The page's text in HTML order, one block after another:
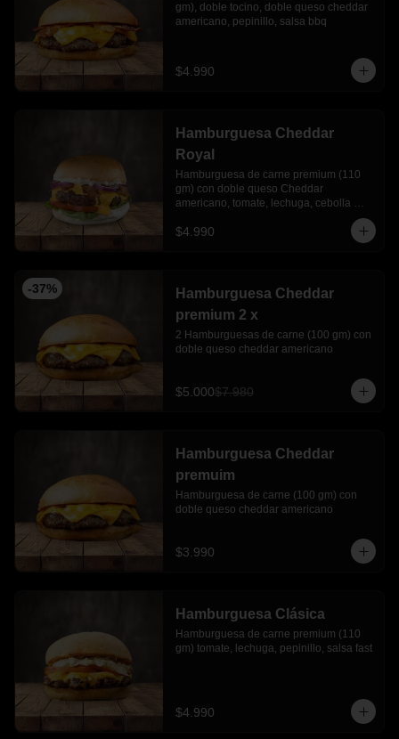
gm), doble tocino, doble queso cheddar
americano, pepinillo, salsa bbq
$4.990
Hamburguesa Cheddar
Royal
Hamburguesa de carne premium (110
gm) con doble queso Cheddar
americano, tomate, lechuga, cebolla
$4.990
-37%
Hamburguesa Cheddar
premium 2 x
2 Hamburguesas de carne (100 gm) con
doble queso cheddar americano
$5.000$7.980
Hamburguesa Cheddar
premuim
Hamburguesa de carne (100 gm) con
doble queso cheddar americano
$3.990
Hamburguesa Clásica
Hamburguesa de carne premium (110
gm) tomate, lechuga, pepinillo, salsa fast
$4.990